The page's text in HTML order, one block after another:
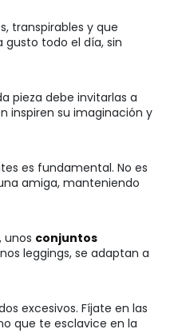
transpirables y que
gusto todo el día, sin
pieza debe invitarlas a
inspiren su imaginación y
es fundamental. No es
amiga, manteniendo
unos conjuntos
leggings, se adaptan a
excesivos. Fíjate en las
que te esclavice en la